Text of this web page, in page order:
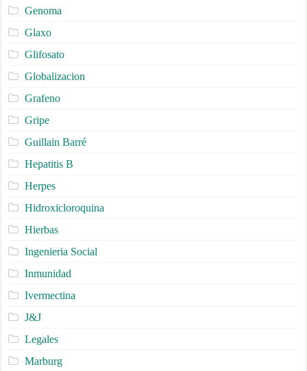
Genoma
Glaxo
Glifosato
Globalizacion
Grafeno
Gripe
Guillain Barré
Hepatitis B
Herpes
Hidroxicloroquina
Hierbas
Ingenieria Social
Inmunidad
Ivermectina
J&J
Legales
Marburg